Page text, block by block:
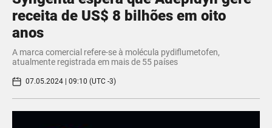
receita de US$ 8 bilhões em oito
anos
A marca comercial refere-se à molécula pydiflumetofen,
atualmente registrada em mais de 55 países
07.05.2024 | 09:10 (UTC -3)